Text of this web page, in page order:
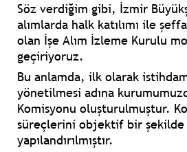
Söz verdiğim gibi, İzmir
alımlarda halk katılımı ile
olan İşe Alım İzleme Kurulu
geçiriyoruz.
Bu anlamda, ilk olarak
yönetilmesi adına
Komisyonu oluşturulmuştur.
süreçlerini objektif bir
yapılandırılmıştır.